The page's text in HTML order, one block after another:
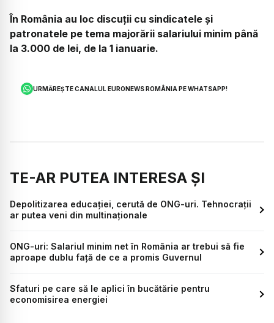
În România au loc discuții cu sindicatele și
patronatele pe tema majorării salariului minim până
la 3.000 de lei, de la 1 ianuarie.
URMĂREȘTE CANALUL EURONEWS ROMÂNIA PE WHATSAPP!
TE-AR PUTEA INTERESA ȘI
Depolitizarea educației, cerută de ONG-uri. Tehnocrații
ar putea veni din multinaționale
ONG-uri: Salariul minim net în România ar trebui să fie
aproape dublu față de ce a promis Guvernul
Sfaturi pe care să le aplici în bucătărie pentru
economisirea energiei